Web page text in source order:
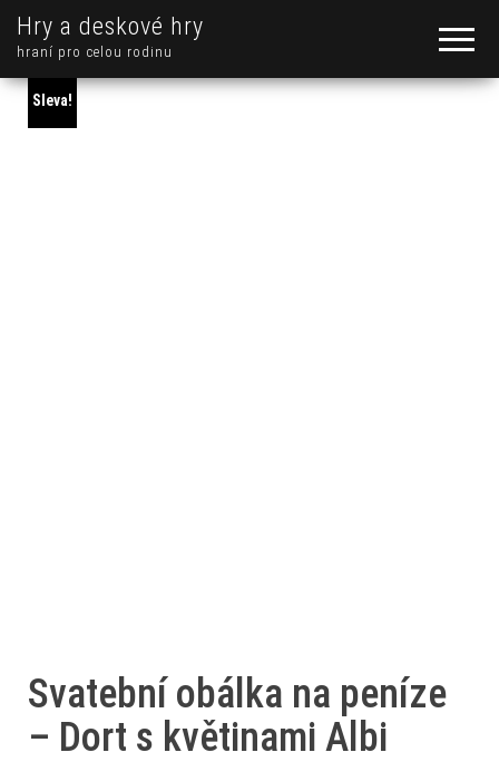
Hry a deskové hry
hraní pro celou rodinu
Sleva!
Svatební obálka na peníze
– Dort s květinami Albi